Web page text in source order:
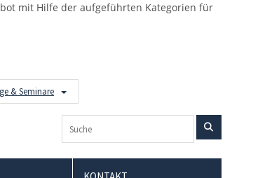
mit Hilfe der aufgeführten Kategorien für
& Seminare